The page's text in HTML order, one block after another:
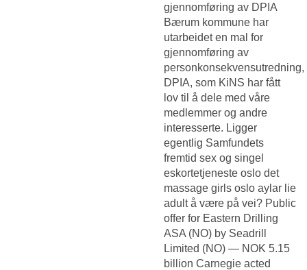
gjennomføring av DPIA
Bærum kommune har
utarbeidet en mal for
gjennomføring av
personkonsekvensutredning,
DPIA, som KiNS har fått
lov til å dele med våre
medlemmer og andre
interesserte. Ligger
egentlig Samfundets
fremtid sex og singel
eskortetjeneste oslo det
massage girls oslo aylar lie
adult å være på vei? Public
offer for Eastern Drilling
ASA (NO) by Seadrill
Limited (NO) — NOK 5.15
billion Carnegie acted